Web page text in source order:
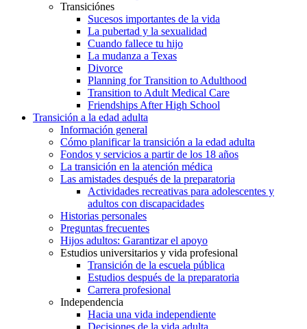
Transiciónes
Sucesos importantes de la vida
La pubertad y la sexualidad
Cuando fallece tu hijo
La mudanza a Texas
Divorce
Planning for Transition to Adulthood
Transition to Adult Medical Care
Friendships After High School
Transición a la edad adulta
Información general
Cómo planificar la transición a la edad adulta
Fondos y servicios a partir de los 18 años
La transición en la atención médica
Las amistades después de la preparatoria
Actividades recreativas para adolescentes y
adultos con discapacidades
Historias personales
Preguntas frecuentes
Hijos adultos: Garantizar el apoyo
Estudios universitarios y vida profesional
Transición de la escuela pública
Estudios después de la preparatoria
Carrera profesional
Independencia
Hacia una vida independiente
Decisiones de la vida adulta